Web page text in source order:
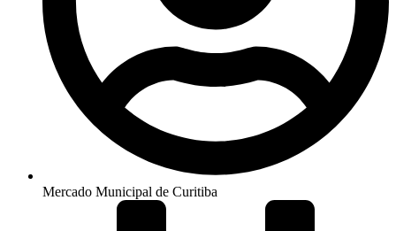
Mercado Municipal de Curitiba